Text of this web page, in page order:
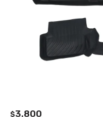
$3.800